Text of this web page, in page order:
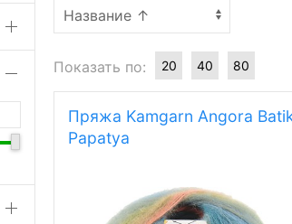
Показать по: 20 40 80
Пряжа Kamgarn Angora
Papatya